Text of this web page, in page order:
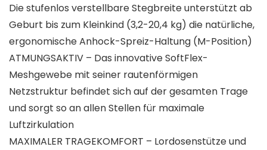
Die stufenlos verstellbare Stegbreite unterstützt ab
Geburt bis zum Kleinkind (3,2-20,4 kg) die natürliche,
ergonomische Anhock-Spreiz-Haltung (M-Position)
ATMUNGSAKTIV – Das innovative SoftFlex-
Meshgewebe mit seiner rautenförmigen
Netzstruktur befindet sich auf der gesamten Trage
und sorgt so an allen Stellen für maximale
Luftzirkulation
MAXIMALER TRAGEKOMFORT – Lordosenstütze und